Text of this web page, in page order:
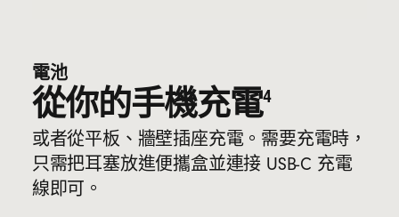
電池
從你的手機充電4
或者從平板、牆壁插座充電。需要充電時，
只需把耳塞放進便攜盒並連接 USB-C 充電
線即可。